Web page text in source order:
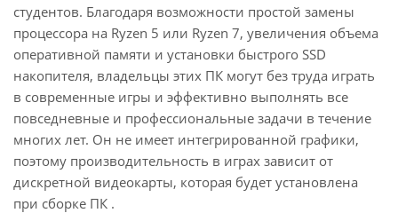
студентов. Благодаря возможности простой замены
процессора на Ryzen 5 или Ryzen 7, увеличения объема
оперативной памяти и установки быстрого SSD
накопителя, владельцы этих ПК могут без труда играть
в современные игры и эффективно выполнять все
повседневные и профессиональные задачи в течение
многих лет. Он не имеет интегрированной графики,
поэтому производительность в играх зависит от
дискретной видеокарты, которая будет установлена
при сборке ПК .